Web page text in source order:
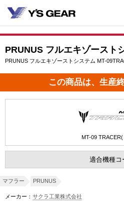
PRUNUS フルエキゾースト
PRUNUS フルエキゾーストシステム MT-
この商品は、生産
MT-09 TRACER(
適合機種コ
マフラー PRUNUS
メーカー： サクラ工業株式会社